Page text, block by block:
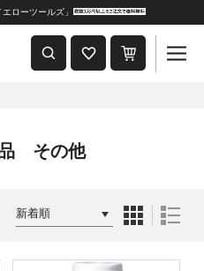
ローツールズ」
その他